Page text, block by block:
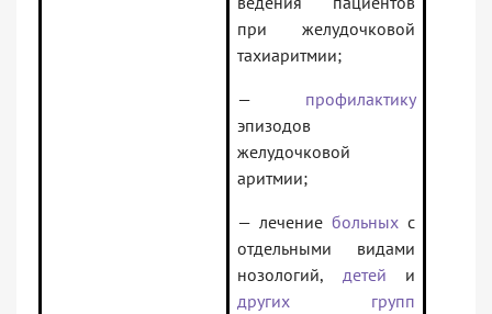
при желудочковой
тахиаритмии;
— профилактику
эпизодов
желудочковой
аритмии;
— лечение больных с
отдельными видами
нозологий, детей и
других групп